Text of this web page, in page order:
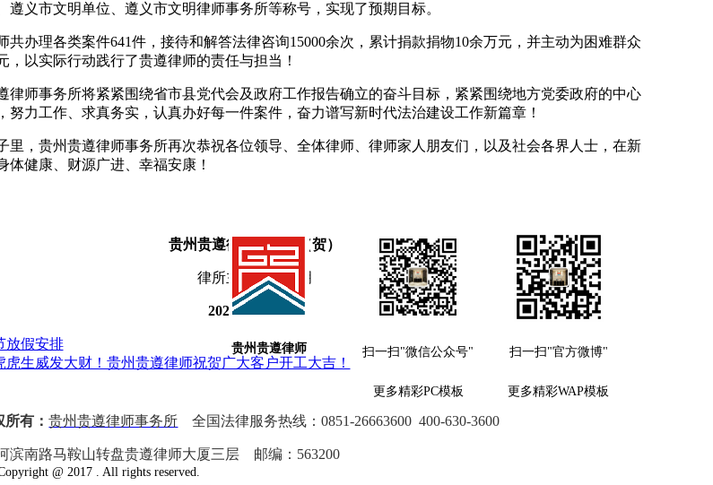
遵义市文明单位、遵义市文明律师事务所等称号，实现了预期目标。
共办理各类案件641件，接待和解答法律咨询15000余次，累计捐款捐物10余万元，并主动为困难群众
，以实际行动践行了贵遵律师的责任与担当！
律师事务所将紧紧围绕省市县党代会及政府工作报告确立的奋斗目标，紧紧围绕地方党委政府的中心
努力工作、求真务实，认真办好每一件案件，奋力谱写新时代法治建设工作新篇章！
里，贵州贵遵律师事务所再次恭祝各位领导、全体律师、律师家人朋友们，以及社会各界人士，在新
体健康、财源广进、幸福安康！
贵州贵遵律师事务所（贺）
律所主任：张绍明
2022年1月30日
放假安排
生威发大财！贵州贵遵律师祝贺广大客户开工大吉！
贵州贵遵律师 扫一扫"微信公众号"
更多精彩PC模板
扫一扫"官方微博"
更多精彩WAP模板
所有：贵州贵遵律师事务所 全国法律服务热线：0851-26663600 400-630-3600
滨南路马鞍山转盘贵遵律师大厦三层 邮编： 563200
@ 2017 . All rights reserved.